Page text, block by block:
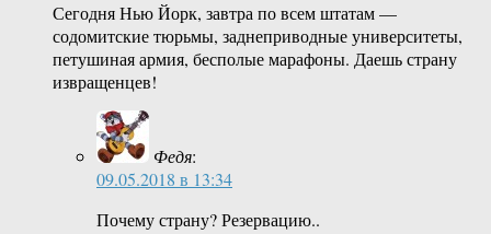
Сегодня Нью Йорк, завтра по всем штатам —
содомитские тюрьмы, заднеприводные университеты,
петушиная армия, бесполые марафоны. Даешь страну
извращенцев!
Федя:
09.05.2018 в 13:34
Почему страну? Резервацию..